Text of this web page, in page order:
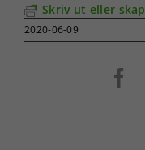
Skriv ut eller
2020-06-09